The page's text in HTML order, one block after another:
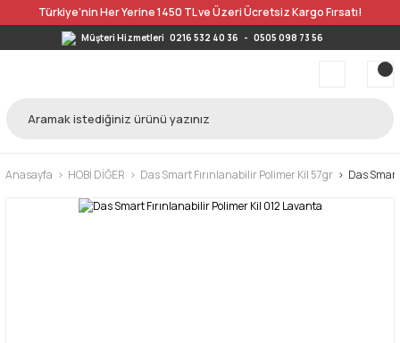
Türkiye’nin Her Yerine 1450 TL ve Üzeri Ücretsiz Kargo Fırsatı!
Müşteri Hizmetleri 0216 532 40 36 - 0505 098 73 56
Anasayfa HOBİ DİĞER Das Smart Fırınlanabilir Polimer Kil 57gr Das